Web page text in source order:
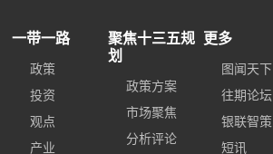
一带一路
政策
投资
观点
产业
聚焦十三五规
划
政策方案
市场聚焦
分析评论
更多
图闻天下
往期论坛
银联智策
短讯